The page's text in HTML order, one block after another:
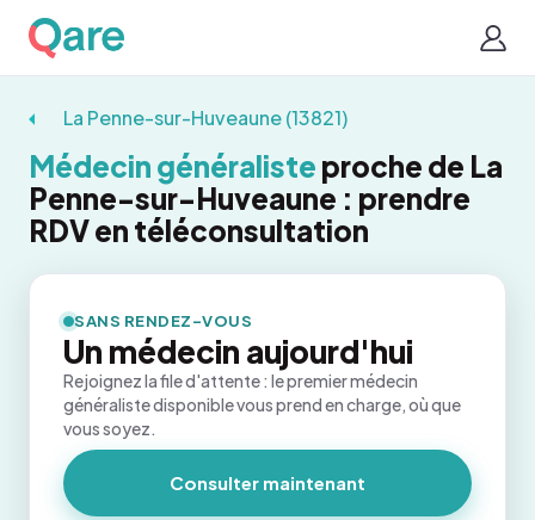
La Penne-sur-Huveaune (13821)
Médecin généraliste proche de La
Penne-sur-Huveaune : prendre
RDV en téléconsultation
SANS RENDEZ-VOUS
Un médecin aujourd'hui
Rejoignez la file d'attente : le premier médecin
généraliste disponible vous prend en charge, où que
vous soyez.
Consulter maintenant